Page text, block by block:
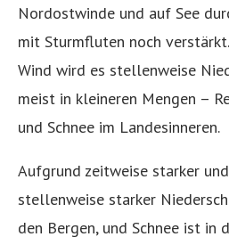
Nordostwinde und auf See
mit Sturmfluten noch
Wind wird es stellenweise
meist in kleineren Mengen –
und Schnee im Landesinneren.
Aufgrund zeitweise starker
stellenweise starker
den Bergen, und Schnee ist in